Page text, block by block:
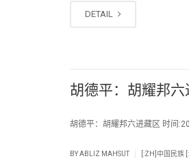
DETAIL
胡德平：胡耀邦六
胡德平：胡耀邦六进藏区 时
BYABLIZ MAHSUT [:ZH]中国民族 [:]